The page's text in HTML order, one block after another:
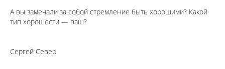
А вы замечали за собой стремление быть хорошими? Какой
тип хорошести — ваш?
Сергей Север